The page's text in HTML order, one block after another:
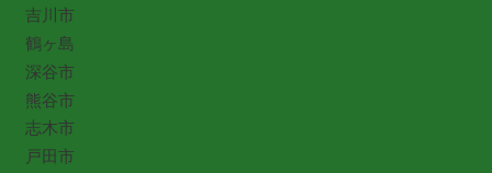
吉川市
鶴ヶ島
深谷市
熊谷市
志木市
戸田市